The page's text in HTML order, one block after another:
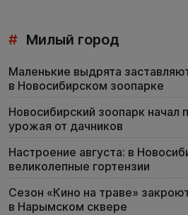
# Милый город
Маленькие выдрята
в Новосибирском зоопарке
Новосибирский зоопарк начал
урожая от дачников
Настроение августа: в
великолепные гортензии
Сезон «Кино на траве»
в Нарымском сквере